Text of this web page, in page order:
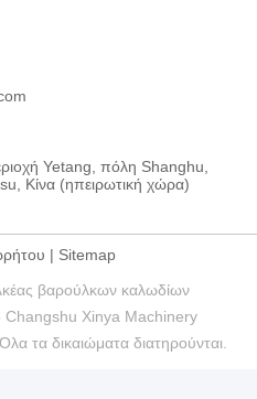
Yetang, πόλη Shanghu,
Κίνα (ηπειρωτική χώρα)
| Sitemap
βαρούλκων καλωδίων
Xinya Machinery
τα δικαιώματα διατηρούνται.